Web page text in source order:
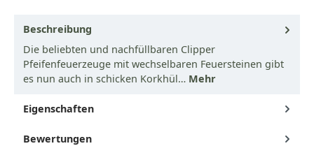
Beschreibung
Die beliebten und nachfüllbaren Clipper
Pfeifenfeuerzeuge mit wechselbaren Feuersteinen gibt
es nun auch in schicken Korkhül… Mehr
Eigenschaften
Bewertungen